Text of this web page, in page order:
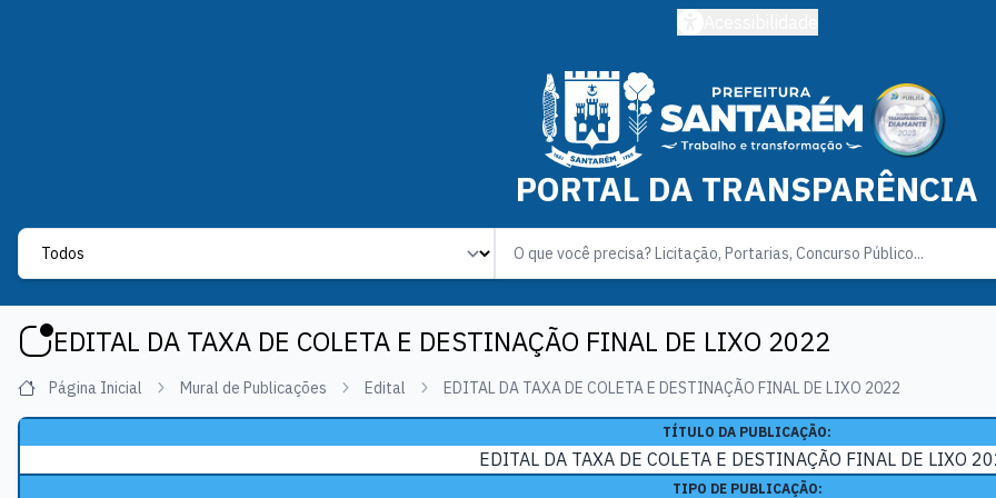
PORTAL DA TRANSPARÊNCIA
Label
EDITAL DA TAXA DE COLETA E DESTINAÇÃO FINAL DE LIXO 2022
Página Inicial Mural de Publicações Edital EDITAL DA TAXA DE COLETA E DESTINAÇÃO FINAL DE LIXO 2022
TÍTULO DA PUBLICAÇÃO:
EDITAL DA TAXA DE COLETA E DESTINAÇÃO FINAL DE LIXO
TIPO DE PUBLICAÇÃO: